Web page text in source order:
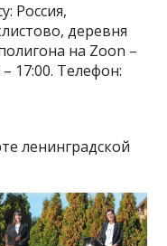
Россия,
деревня
на Zoon –
17:00. Телефон: